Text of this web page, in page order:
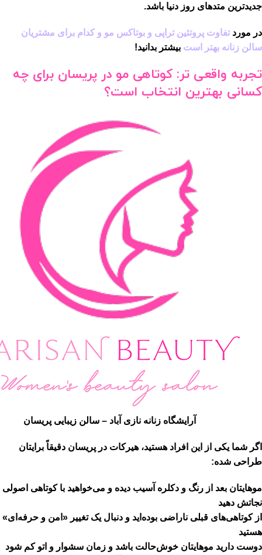
جدیدترین متدهای روز دنیا باشد.
در موردتفاوت پروتئین تراپی و بوتاکس مو و کدام برای مشتریان
سالن زنانه بهتر است بیشتر بدانید!
تجربه واقعی تر: کوتاهی مو در پریسان برای چه
کسانی بهترین انتخاب است؟
آرایشگاه زنانه نازی آباد – سالن زیبایی پریسان
اگر شما یکی از این افراد هستید، هیرکات در پریسان دقیقاً برایتان
طراحی شده:
موهایتان بعد از رنگ و دکلره آسیب دیده و می‌خواهید با کوتاهی اصولی
نجاتش دهید
از کوتاهی‌های قبلی ناراضی بوده‌اید و دنبال یک تغییر «امن و حرفه‌ای»
هستید
دوست دارید موهایتان خوش‌حالت باشد و زمان سشوار و اتو کم شود